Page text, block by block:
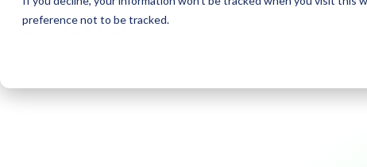
preference not to be tracked.